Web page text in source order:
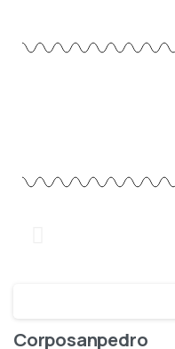
Corposanpedro